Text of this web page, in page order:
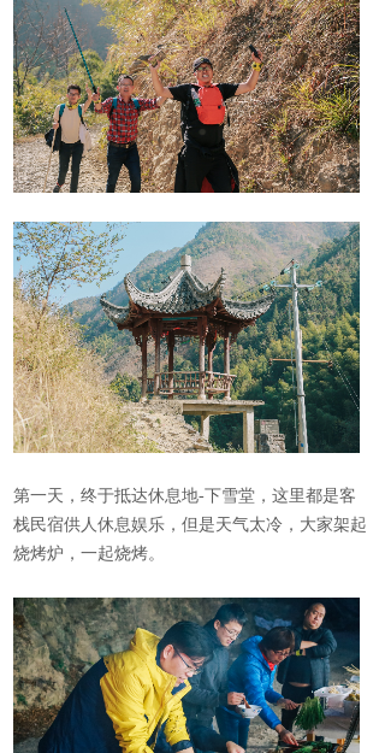
第一天，终于抵达休息地-下雪堂，这里都是客
栈民宿供人休息娱乐，但是天气太冷，大家架起
烧烤炉，一起烧烤。